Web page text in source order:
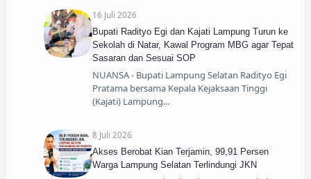
16 Juli 2026
Bupati Radityo Egi dan Kajati Lampung Turun ke
Sekolah di Natar, Kawal Program MBG agar Tepat
Sasaran dan Sesuai SOP
NUANSA - Bupati Lampung Selatan Radityo Egi
Pratama bersama Kepala Kejaksaan Tinggi
(Kajati) Lampung
8 Juli 2026
Akses Berobat Kian Terjamin, 99,91 Persen
Warga Lampung Selatan Terlindungi JKN